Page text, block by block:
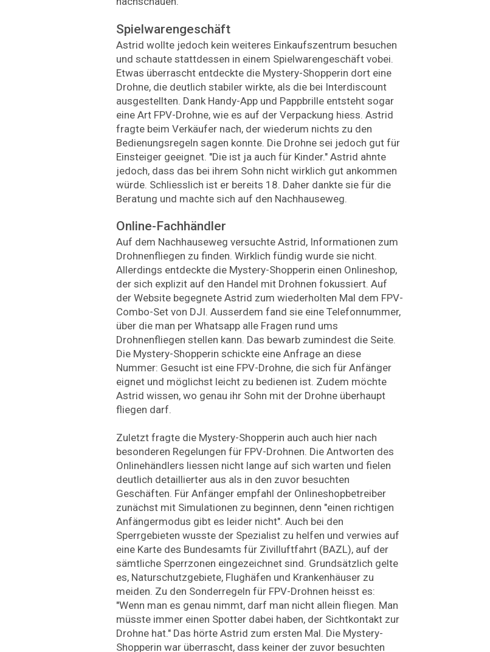
Spielwarengeschäft
Astrid wollte jedoch kein weiteres Einkaufszentrum besuchen
und schaute stattdessen in einem Spielwarengeschäft vobei.
Etwas überrascht entdeckte die Mystery-Shopperin dort eine
Drohne, die deutlich stabiler wirkte, als die bei Interdiscount
ausgestellten. Dank Handy-App und Pappbrille entsteht sogar
eine Art FPV-Drohne, wie es auf der Verpackung hiess. Astrid
fragte beim Verkäufer nach, der wiederum nichts zu den
Bedienungsregeln sagen konnte. Die Drohne sei jedoch gut für
Einsteiger geeignet. "Die ist ja auch für Kinder." Astrid ahnte
jedoch, dass das bei ihrem Sohn nicht wirklich gut ankommen
würde. Schliesslich ist er bereits 18. Daher dankte sie für die
Beratung und machte sich auf den Nachhauseweg.
Online-Fachhändler
Auf dem Nachhauseweg versuchte Astrid, Informationen zum
Drohnenfliegen zu finden. Wirklich fündig wurde sie nicht.
Allerdings entdeckte die Mystery-Shopperin einen Onlineshop,
der sich explizit auf den Handel mit Drohnen fokussiert. Auf
der Website begegnete Astrid zum wiederholten Mal dem FPV-
Combo-Set von DJI. Ausserdem fand sie eine Telefonnummer,
über die man per Whatsapp alle Fragen rund ums
Drohnenfliegen stellen kann. Das bewarb zumindest die Seite.
Die Mystery-Shopperin schickte eine Anfrage an diese
Nummer: Gesucht ist eine FPV-Drohne, die sich für Anfänger
eignet und möglichst leicht zu bedienen ist. Zudem möchte
Astrid wissen, wo genau ihr Sohn mit der Drohne überhaupt
fliegen darf.
Zuletzt fragte die Mystery-Shopperin auch auch hier nach
besonderen Regelungen für FPV-Drohnen. Die Antworten des
Onlinehändlers liessen nicht lange auf sich warten und fielen
deutlich detaillierter aus als in den zuvor besuchten
Geschäften. Für Anfänger empfahl der Onlineshopbetreiber
zunächst mit Simulationen zu beginnen, denn "einen richtigen
Anfängermodus gibt es leider nicht". Auch bei den
Sperrgebieten wusste der Spezialist zu helfen und verwies auf
eine Karte des Bundesamts für Zivilluftfahrt (BAZL), auf der
sämtliche Sperrzonen eingezeichnet sind. Grundsätzlich gelte
es, Naturschutzgebiete, Flughäfen und Krankenhäuser zu
meiden. Zu den Sonderregeln für FPV-Drohnen heisst es:
"Wenn man es genau nimmt, darf man nicht allein fliegen. Man
müsste immer einen Spotter dabei haben, der Sichtkontakt zur
Drohne hat." Das hörte Astrid zum ersten Mal. Die Mystery-
Shopperin war überrascht, dass keiner der zuvor besuchten